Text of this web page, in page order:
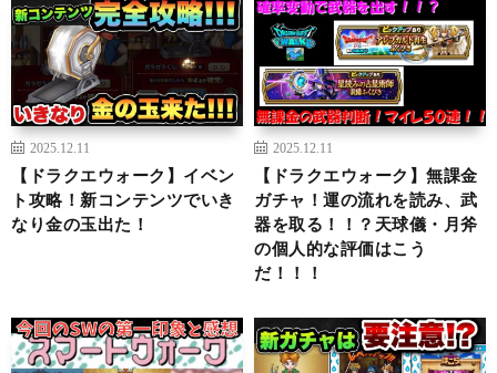
2025.12.11
【ドラクエウォーク】イベン
ト攻略！新コンテンツでいき
なり金の玉出た！
2025.12.11
【ドラクエウォーク】無課金
ガチャ！運の流れを読み、武
器を取る！！？天球儀・月斧
の個人的な評価はこう
だ！！！